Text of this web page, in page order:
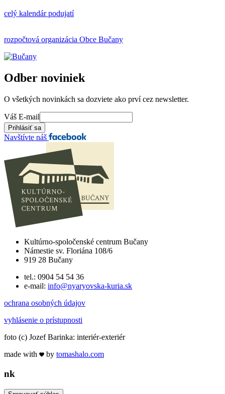
celý kalendár podujatí
rozpočtová organizácia Obce Bučany
Odber noviniek
O všetkých novinkách sa dozviete ako prví cez newsletter.
Váš E-mail
Navštívte náš
Kultúrno-spoločenské centrum Bučany
Námestie sv. Floriána 108/6
919 28 Bučany
tel.: 0904 54 54 36
e-mail: info@nyaryovska-kuria.sk
ochrana osobných údajov
vyhlásenie o prístupnosti
foto (c) Jozef Barinka: interiér-exteriér
made with
by tomashalo.com
nk